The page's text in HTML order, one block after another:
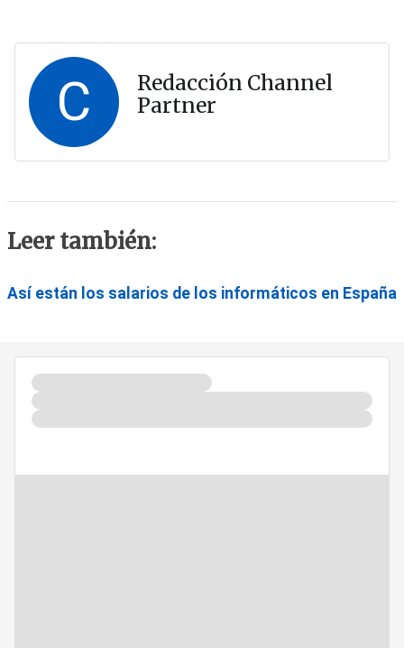
C
Redacción Channel
Partner
Leer también:
Así están los salarios de los informáticos en España